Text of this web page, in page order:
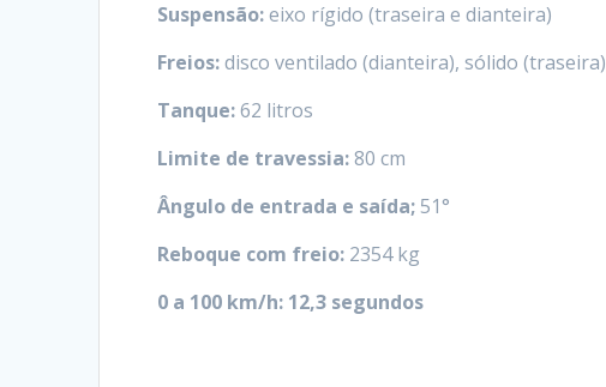
Suspensão:eixo rígido (traseira e dianteira)
Freios:disco ventilado (dianteira), sólido (traseira)
Tanque:62 litros
Limite de travessia:80 cm
Ângulo de entrada e saída;51°
Reboque com freio: 2354 kg
0 a 100 km/h: 12,3 segundos